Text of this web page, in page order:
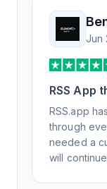
Jun
RSS App
generation
RSS.app
through
needed a
will